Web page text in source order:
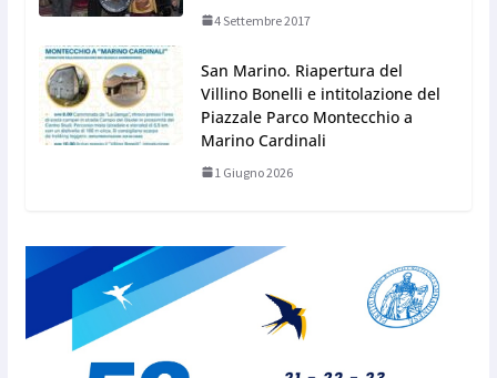
4 Settembre 2017
San Marino. Riapertura del
Villino Bonelli e intitolazione del
Piazzale Parco Montecchio a
Marino Cardinali
1 Giugno 2026